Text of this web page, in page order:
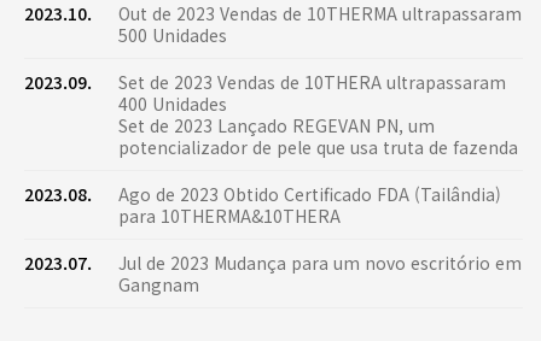
2023.10.
Out de 2023 Vendas de 10THERMA ultrapassaram
500 Unidades
2023.09.
Set de 2023 Vendas de 10THERA ultrapassaram
400 Unidades
Set de 2023 Lançado REGEVAN PN, um
potencializador de pele que usa truta de fazenda
2023.08.
Ago de 2023 Obtido Certificado FDA (Tailândia)
para 10THERMA&10THERA
2023.07.
Jul de 2023 Mudança para um novo escritório em
Gangnam